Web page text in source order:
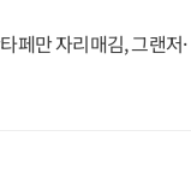
페만 자리매김, 그랜저·